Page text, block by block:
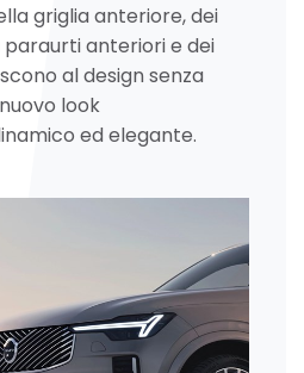
griglia anteriore, dei
paraurti anteriori e dei
al design senza
look
ed elegante.